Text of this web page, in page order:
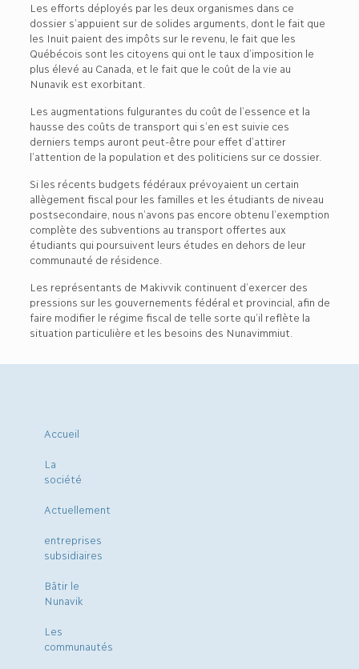
Les efforts déployés par les deux organismes dans ce
dossier s’appuient sur de solides arguments, dont le fait que
les Inuit paient des impôts sur le revenu, le fait que les
Québécois sont les citoyens qui ont le taux d’imposition le
plus élevé au Canada, et le fait que le coût de la vie au
Nunavik est exorbitant.
Les augmentations fulgurantes du coût de l’essence et la
hausse des coûts de transport qui s’en est suivie ces
derniers temps auront peut-être pour effet d’attirer
l’attention de la population et des politiciens sur ce dossier.
Si les récents budgets fédéraux prévoyaient un certain
allègement fiscal pour les familles et les étudiants de niveau
postsecondaire, nous n’avons pas encore obtenu l’exemption
complète des subventions au transport offertes aux
étudiants qui poursuivent leurs études en dehors de leur
communauté de résidence.
Les représentants de Makivvik continuent d’exercer des
pressions sur les gouvernements fédéral et provincial, afin de
faire modifier le régime fiscal de telle sorte qu’il reflète la
situation particulière et les besoins des Nunavimmiut.
Accueil
La
société
Actuellement
entreprises
subsidiaires
Bâtir le
Nunavik
Les
communautés